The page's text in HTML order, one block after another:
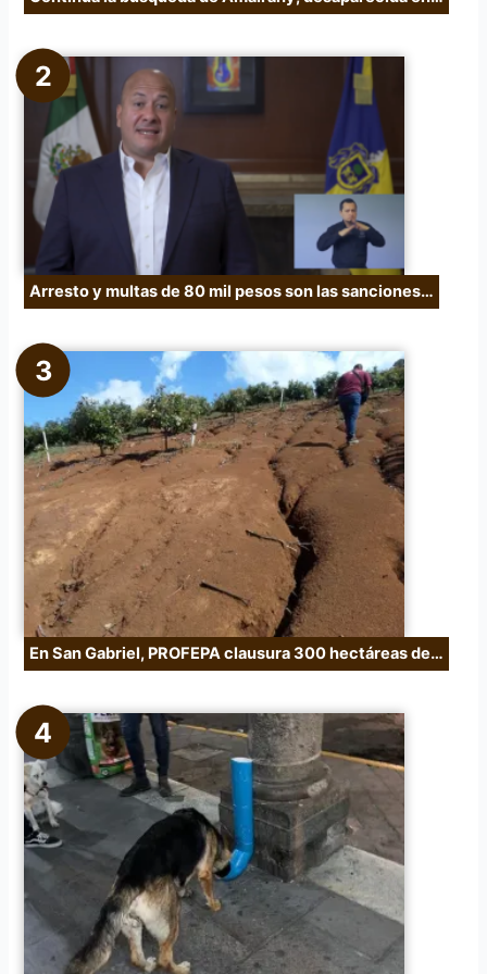
Arresto y multas de 80 mil pesos son las sanciones…
En San Gabriel, PROFEPA clausura 300 hectáreas de…